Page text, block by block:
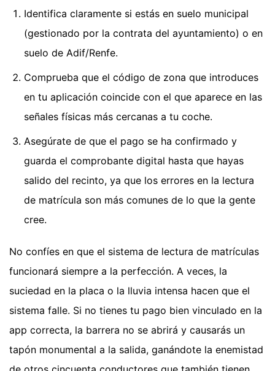
Identifica claramente si estás en suelo municipal
(gestionado por la contrata del ayuntamiento) o en
suelo de Adif/Renfe.
Comprueba que el código de zona que introduces
en tu aplicación coincide con el que aparece en las
señales físicas más cercanas a tu coche.
Asegúrate de que el pago se ha confirmado y
guarda el comprobante digital hasta que hayas
salido del recinto, ya que los errores en la lectura
de matrícula son más comunes de lo que la gente
cree.
No confíes en que el sistema de lectura de matrículas
funcionará siempre a la perfección. A veces, la
suciedad en la placa o la lluvia intensa hacen que el
sistema falle. Si no tienes tu pago bien vinculado en la
app correcta, la barrera no se abrirá y causarás un
tapón monumental a la salida, ganándote la enemistad